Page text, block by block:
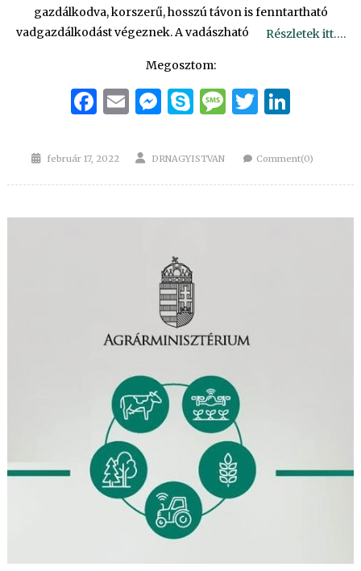
gazdálkodva, korszerű, hosszú távon is fenntartható
vadgazdálkodást végeznek. A vadászható
Részletek itt….
Megosztom:
Facebook
EmailMessenger
Skype
Message
Twitter
Posted
február 17, 2022 Author
DRNAGYISTVAN Comment(0)